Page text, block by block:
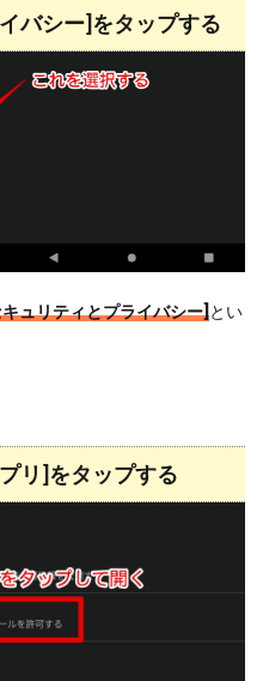
バシー]をタップする
ュリティとプライバシー]とい
リ]をタップする